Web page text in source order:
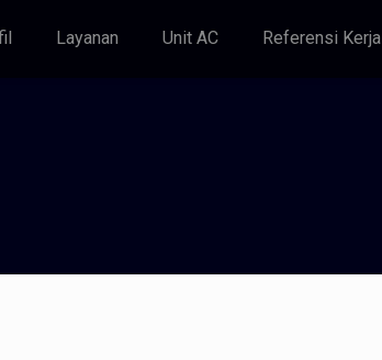
Layanan Unit AC Referensi Kerja